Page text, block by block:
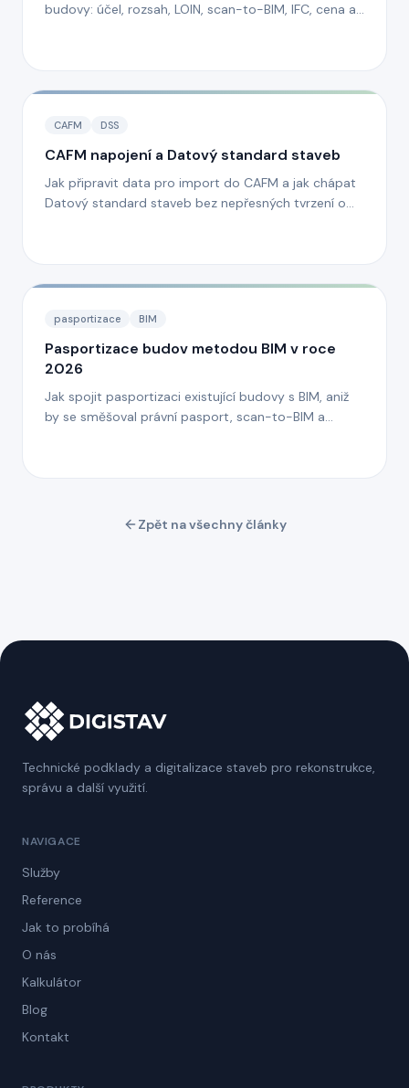
budovy: účel, rozsah, LOIN, scan-to-BIM, IFC, cena a
CAFM DSS
CAFM napojení a Datový standard staveb
Jak připravit data pro import do CAFM a jak chápat
Datový standard staveb bez nepřesných tvrzení o
pasportizace BIM
Pasportizace budov metodou BIM v roce
2026
Jak spojit pasportizaci existující budovy s BIM, aniž
by se směšoval právní pasport, scan-to-BIM a
Zpět na všechny články
Technické podklady a digitalizace staveb pro rekonstrukce,
správu a další využití.
NAVIGACE
Služby
Reference
Jak to probíhá
O nás
Kalkulátor
Blog
Kontakt